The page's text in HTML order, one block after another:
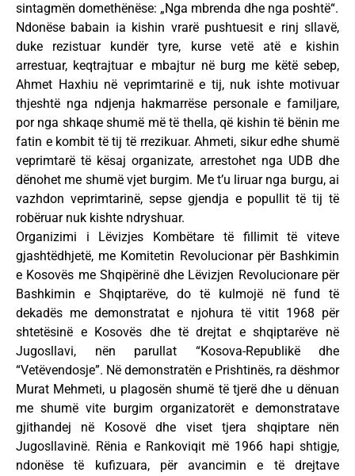
sintagmën domethënëse: „Nga mbrenda dhe nga poshtë“.
Ndonëse babain ia kishin vrarë pushtuesit e rinj sllavë,
duke rezistuar kundër tyre, kurse vetë atë e kishin
arrestuar, keqtrajtuar e mbajtur në burg me këtë sebep,
Ahmet Haxhiu në veprimtarinë e tij, nuk ishte motivuar
thjeshtë nga ndjenja hakmarrëse personale e familjare,
por nga shkaqe shumë më të thella, që kishin të bënin me
fatin e kombit të tij të rrezikuar. Ahmeti, sikur edhe shumë
veprimtarë të kësaj organizate, arrestohet nga UDB dhe
dënohet me shumë vjet burgim. Me t’u liruar nga burgu, ai
vazhdon veprimtarinë, sepse gjendja e popullit të tij të
robëruar nuk kishte ndryshuar.
Organizimi i Lëvizjes Kombëtare të fillimit të viteve
gjashtëdhjetë, me Komitetin Revolucionar për Bashkimin
e Kosovës me Shqipërinë dhe Lëvizjen Revolucionare për
Bashkimin e Shqiptarëve, do të kulmojë në fund të
dekadës me demonstratat e njohura të vitit 1968 për
shtetësinë e Kosovës dhe të drejtat e shqiptarëve në
Jugosllavi, nën parullat “Kosova-Republikë dhe
“Vetëvendosje”. Në demonstratën e Prishtinës, ra dëshmor
Murat Mehmeti, u plagosën shumë të tjerë dhe u dënuan
me shumë vite burgim organizatorët e demonstratave
gjithandej në Kosovë dhe viset tjera shqiptare nën
Jugosllavinë. Rënia e Rankoviqit më 1966 hapi shtigje,
ndonëse të kufizuara, për avancimin e të drejtave